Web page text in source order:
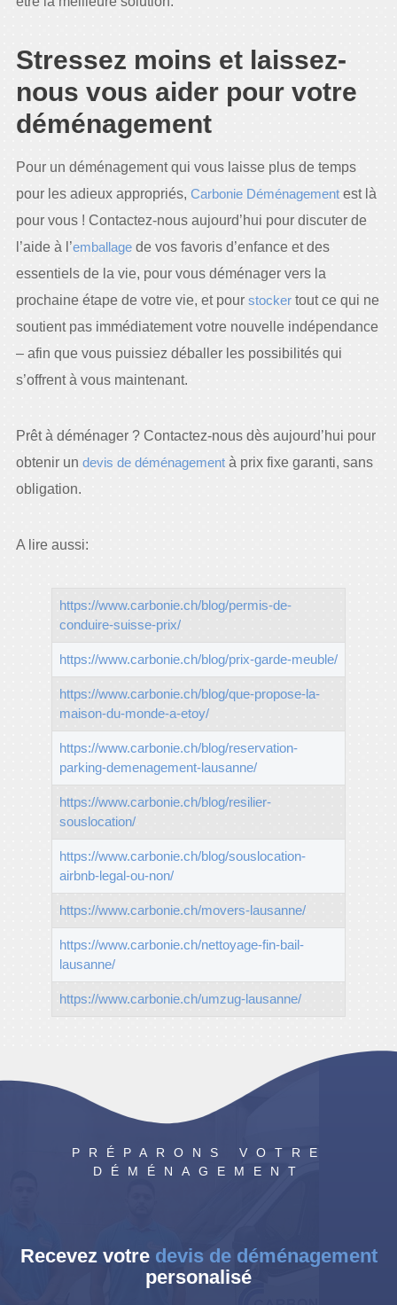
Stressez moins et laissez-
nous vous aider pour votre
déménagement
Pour un déménagement qui vous laisse plus de temps
pour les adieux appropriés, Carbonie Déménagementest là
pour vous ! Contactez-nous aujourd’hui pour discuter de
l’aide à l’emballagede vos favoris d’enfance et des
essentiels de la vie, pour vous déménager vers la
prochaine étape de votre vie, et pourstockertout ce qui ne
soutient pas immédiatement votre nouvelle indépendance
– afin que vous puissiez déballer les possibilités qui
s’offrent à vous maintenant.
Prêt à déménager ? Contactez-nous dès aujourd’hui pour
obtenir un devis de déménagementà prix fixe garanti, sans
obligation.
A lire aussi:
https://www.carbonie.ch/blog/permis-de-
conduire-suisse-prix/
https://www.carbonie.ch/blog/prix-garde-meuble/
https://www.carbonie.ch/blog/que-propose-la-
maison-du-monde-a-etoy/
https://www.carbonie.ch/blog/reservation-
parking-demenagement-lausanne/
https://www.carbonie.ch/blog/resilier-
souslocation/
https://www.carbonie.ch/blog/souslocation-
airbnb-legal-ou-non/
https://www.carbonie.ch/movers-lausanne/
https://www.carbonie.ch/nettoyage-fin-bail-
lausanne/
https://www.carbonie.ch/umzug-lausanne/
PRÉPARONS VOTRE
DÉMÉNAGEMENT
Recevez votre devis de déménagement
personalisé